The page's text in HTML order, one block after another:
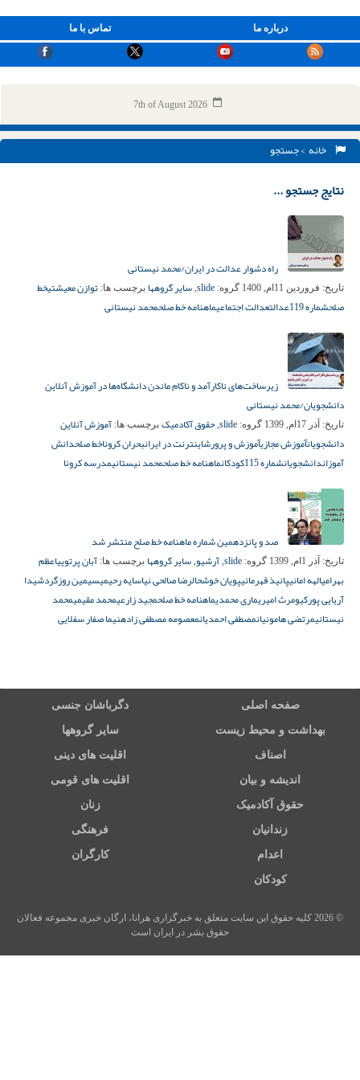
تماس با ما درباره ما
7th of August 2026
خانه > جستجو
نتایج جستجو ...
راه دشوار عدالت در ایران/محمد نیستانی
تاریخ: فروردین 11ام, 1400 گروه: slide
, سایر گروهها برچسب ها: توازن معیشتیخط
صلحشماره 119 عدالتعدالت اجتماعیماهنامه خط صلحمحمد نیستانی
زیرساخت‌های ناکارآمد و ناکام ماندن دانشگاه‌ها در آموزش آنلاین
دانشجویان/محمد نیستانی
تاریخ: آذر 17ام, 1399 گروه: slide
, حقوق آکادمیک برچسب ها: آموزش آنلاین
دانشجویانآموزش مجازیآموزش و پرورشاینترنت در ایرانبحران کروناخط صلحدانش
آموزاندانشجویانشماره 115 کودکانماهنامه خط صلحمحمد نیستانیمدرسه کرونا
صد و پانزدهمین شماره ماهنامه خط صلح منتشر شد
تاریخ: آذر 1ام, 1399 گروه: slide
, آرشیو, سایر گروهها برچسب ها: آبان پرتوییاعظم
بهرامیالهه امانیپانیذ قهرمانیپویان خوشحالرضا صالحی نیاسایه رحیمیسیمین روزگردشیدا
آریایی پورکیومرث امیریماری محمدیماهنامه خط صلحمجید زارعیمحمد مقیمیمحمد
نیستانیمرتضی هامونیانمصطفی احمدیانمعصومه مصطفی زادهنیما صفار سفلایی
صفحه اصلی دگرباشان جنسی
بهداشت و محیط زیست سایر گروهها
اصناف اقلیت های دینی
اندیشه و بیان اقلیت های قومی
حقوق آکادمیک زنان
زندانیان فرهنگی
اعدام کارگران
کودکان
© 2026 کلیه حقوق این سایت متعلق به خبرگزاری هرانا، ارگان خبری مجموعه فعالان
حقوق بشر در ایران است